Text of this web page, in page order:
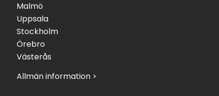
Malmö
Uppsala
Stockholm
Örebro
Västerås
Allmän information >